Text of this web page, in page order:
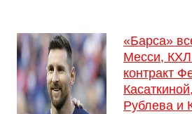
«Барса»
Месси, КХЛ
контракт
Рублева и